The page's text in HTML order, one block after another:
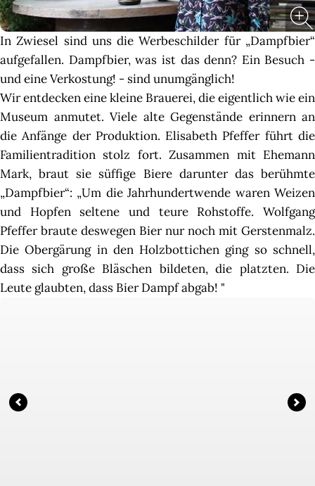
In Zwiesel sind uns die Werbeschilder für „Dampfbier“
aufgefallen. Dampfbier, was ist das denn? Ein Besuch -
und eine Verkostung! - sind unumgänglich!
Wir entdecken eine kleine Brauerei, die eigentlich wie ein
Museum anmutet. Viele alte Gegenstände erinnern an
die Anfänge der Produktion. Elisabeth Pfeffer führt die
Familientradition stolz fort. Zusammen mit Ehemann
Mark, braut sie süffige Biere darunter das berühmte
„Dampfbier“: „Um die Jahrhundertwende waren Weizen
und Hopfen seltene und teure Rohstoffe. Wolfgang
Pfeffer braute deswegen Bier nur noch mit Gerstenmalz.
Die Obergärung in den Holzbottichen ging so schnell,
dass sich große Bläschen bildeten, die platzten. Die
Leute glaubten, dass Bier Dampf abgab! "